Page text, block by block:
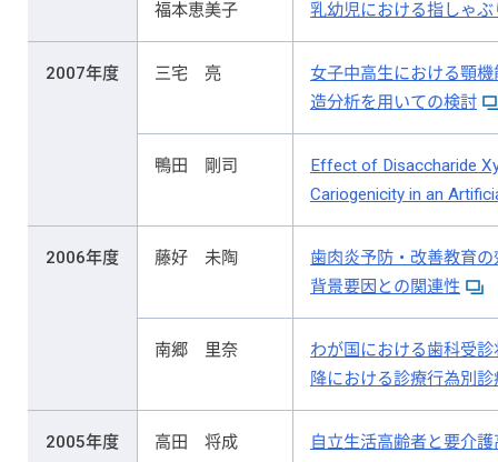
福本恵美子 乳幼児における指しゃ
2007年度 三宅 亮
女子中高生における顎
造分析を用いての検討
鴨田 剛司
Effect of Disaccharide
Cariogenicity in an
2006年度 藤好 未陶
歯肉炎予防・改善教育
背景要因との関連性
南郷 里奈
わが国における歯科受
降における診療行為別
2005年度 高田 将成 自立生活高齢者と要介